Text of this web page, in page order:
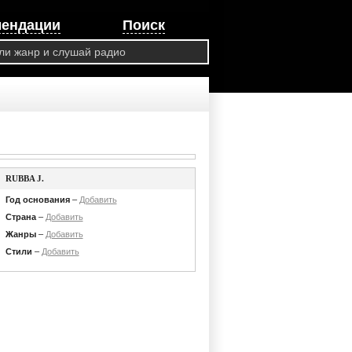
Поиск
RUBBA J.
Год основания– Добавить
Страна– Добавить
Жанры– Добавить
Стили – Добавить